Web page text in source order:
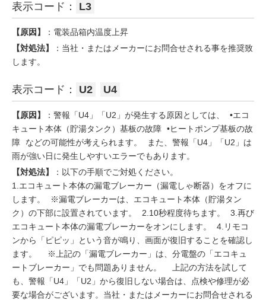
表示コード： L3
【原因】
：電装品箱内温度上昇
【対処法】
：当社・またはメーカーにお問合せされる事を推奨致
します。
表示コード： U2 U4
【原因】
：警報「U4」「U2」が発生する原因としては、 •エコ
キュート本体（貯湯タンク）基板の故障 •ヒートポンプ基板の故
障 などの可能性が考えられます。 また、警報「U4」「U2」は
雨が強い日に発生しやすいエラーでもあります。
【対処法】
：以下の手順でご対処ください。
1.エコキュート本体の漏電ブレーカー（漏電しゃ断器）をオフに
します。 ※漏電ブレーカーは、エコキュート本体（貯湯タン
ク）の下部に設置されています。 2.10秒程度待ちます。 3.再び
エコキュート本体の漏電ブレーカーをオンにします。 4.リモコ
ンから「ピピッ」という音が鳴り、画面が復旧することを確認し
ます。 ※上記の「漏電ブレーカー」は、分電盤の「エコキュ
ートブレーカー」でも問題ありません。 上記の方法を試して
も、警報「U4」「U2」から復旧しない場合は、点検や修理が必
要な場合がございます。当社・またはメーカーにお問合せされる